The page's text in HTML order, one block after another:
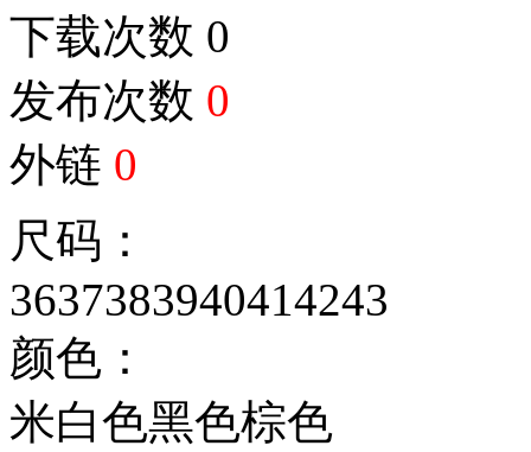
下载次数 0
发布次数 0
外链 0
尺码：
3637383940414243
颜色：
米白色黑色棕色